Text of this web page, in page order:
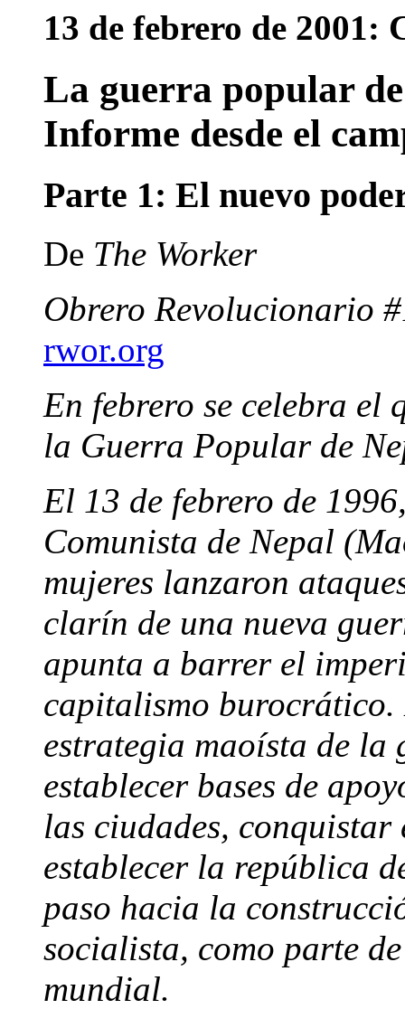
13 de febrero de 2001:
La guerra popular
Informe desde el
Parte 1: El nuevo
De The Worker
Obrero Revolucionario
rwor.org
En febrero se celebra
la Guerra Popular de
El 13 de febrero de
Comunista de Nepal
mujeres lanzaron
clarín de una nueva
apunta a barrer el
capitalismo
estrategia maoísta de
establecer bases de
las ciudades,
establecer la república
paso hacia la
socialista, como parte
mundial.